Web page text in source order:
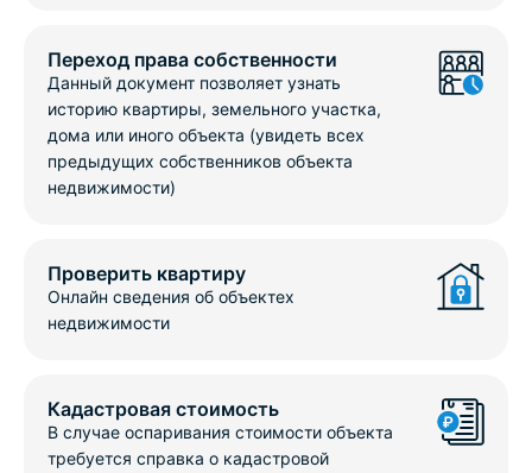
Переход права собственности
Данный документ позволяет узнать
историю квартиры, земельного участка,
дома или иного объекта (увидеть всех
предыдущих собственников объекта
недвижимости)
Проверить квартиру
Онлайн сведения об объектех
недвижимости
Кадастровая стоимость
В случае оспаривания стоимости объекта
требуется справка о кадастровой